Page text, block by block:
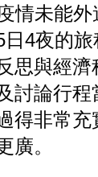
情未能
4夜的
思與經
討論行
得非常
廣。